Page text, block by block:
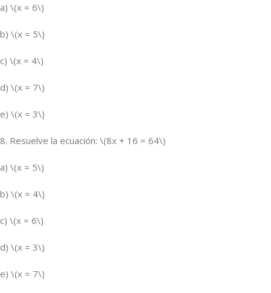
a) \(x = 6\)
b) \(x = 5\)
c) \(x = 4\)
d) \(x = 7\)
e) \(x = 3\)
8. Resuelve la ecuación: \(8x + 16 = 64\)
a) \(x = 5\)
b) \(x = 4\)
c) \(x = 6\)
d) \(x = 3\)
e) \(x = 7\)